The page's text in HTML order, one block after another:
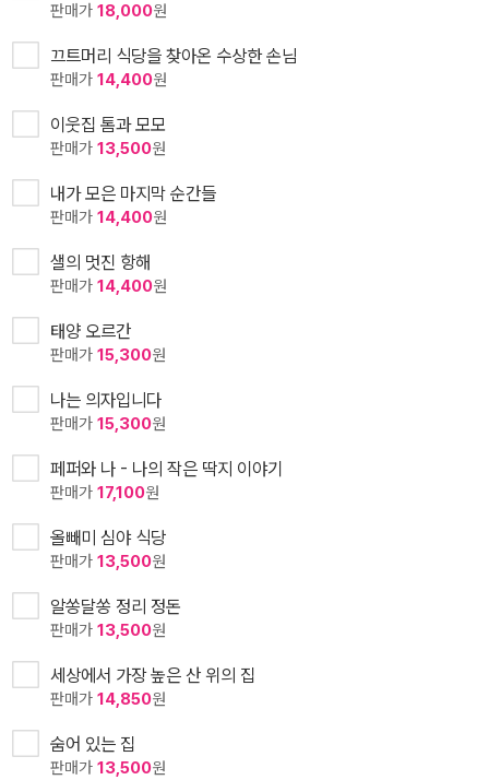
판매가 18,000원
끄트머리 식당을 찾아온 수상한 손님
판매가 14,400원
이웃집 톰과 모모
판매가 13,500원
내가 모은 마지막 순간들
판매가 14,400원
샐의 멋진 항해
판매가 14,400원
태양 오르간
판매가 15,300원
나는 의자입니다
판매가 15,300원
페퍼와 나 - 나의 작은 딱지 이야기
판매가 17,100원
올빼미 심야 식당
판매가 13,500원
알쏭달쏭 정리 정돈
판매가 13,500원
세상에서 가장 높은 산 위의 집
판매가 14,850원
숨어 있는 집
판매가 13,500원